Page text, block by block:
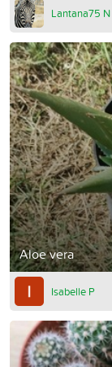
Lantana75 N
Aloe vera
Isabelle P